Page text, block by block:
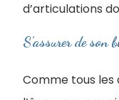
d’articulations
S’assurer de son
Comme tous les